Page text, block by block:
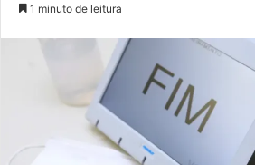
1 minuto de leitura